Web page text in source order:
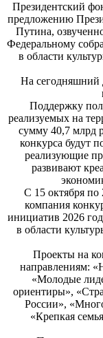
Президентский
предложению
Путина,
Федеральному
в области
На сегодняшний
Поддержку
реализуемых на
сумму 40,7 млрд
конкурса будут
реализующие
развивают
С 15 октября по
компания
инициатив 2026
в области
Проекты на
направлениям:
«Молодые
ориентиры»,
России»,
«Крепкая